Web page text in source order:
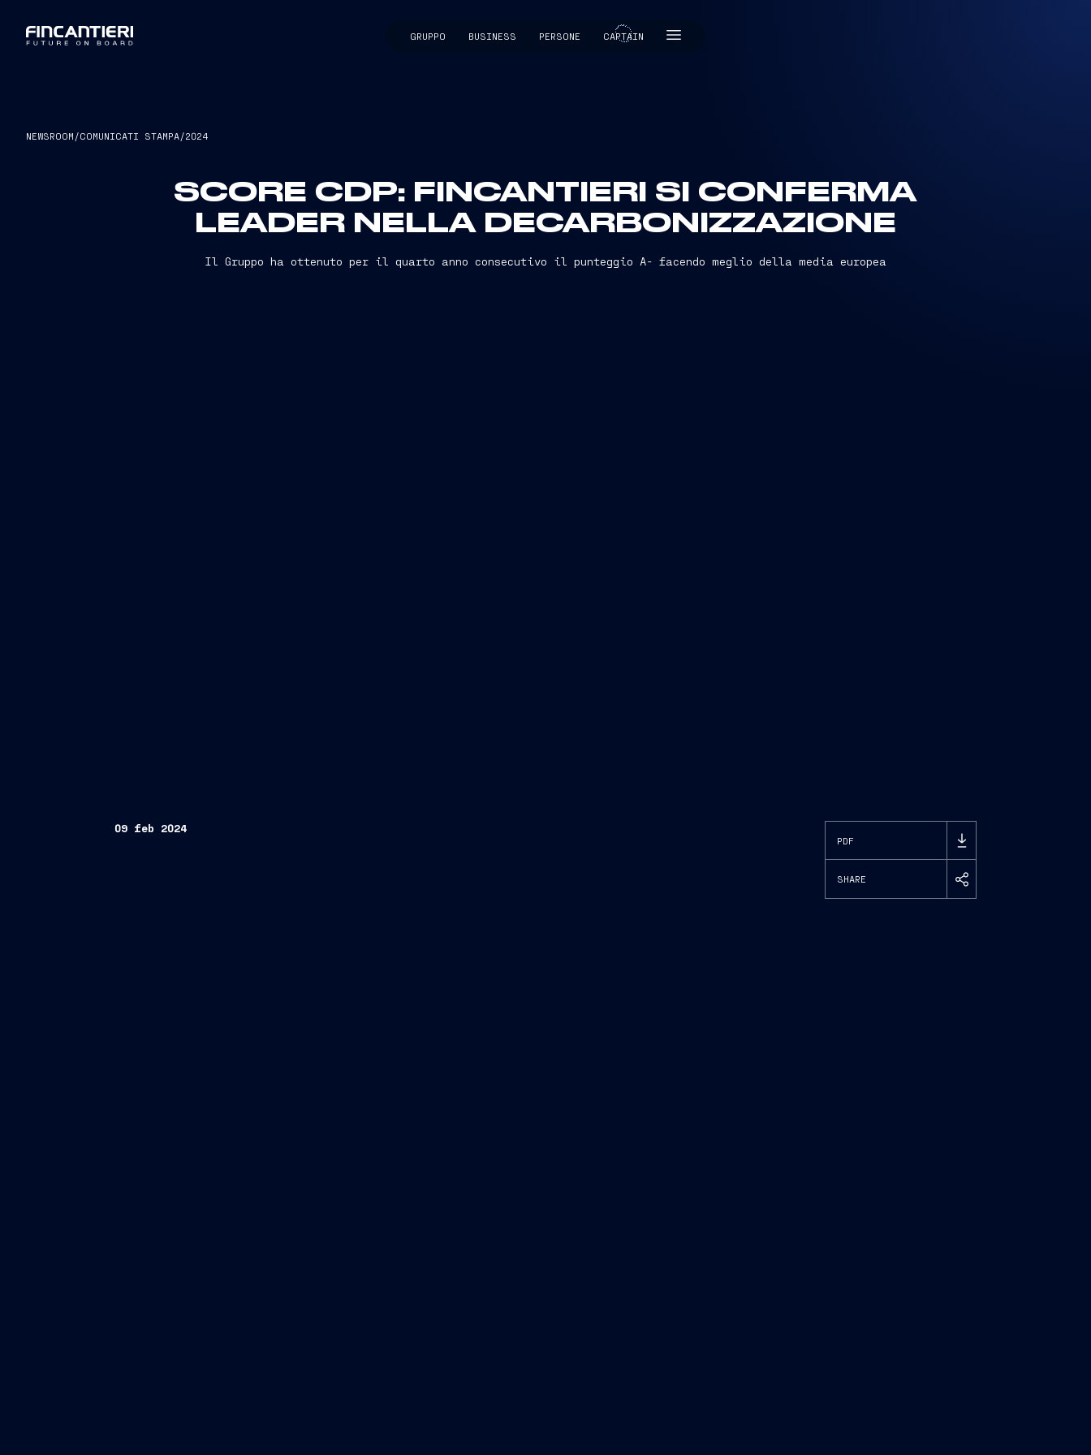
GRUPPO BUSINESS PERSONE CAPTAIN
CAPTAIN
NEWSROOM /COMUNICATI STAMPA/2024
SCORE CDP: FINCANTIERI SI CONFERMA
LEADER NELLA DECARBONIZZAZIONE
Il Gruppo ha ottenuto per il quarto anno consecutivo il punteggio A- facendo meglio della media europea
09 feb 2024
PDF
SHARE